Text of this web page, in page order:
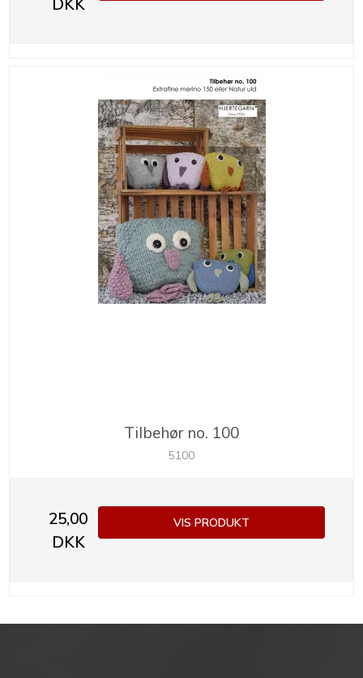
DKK
Tilbehør no. 100
5100
25,00
DKK
VIS PRODUKT